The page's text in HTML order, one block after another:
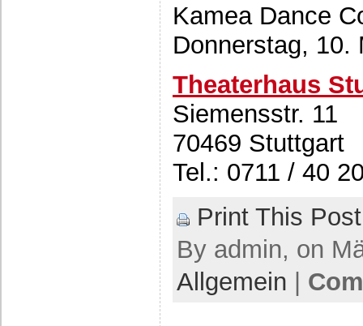
Kamea Dance
Donnerstag, 10.
Theaterhaus
Siemensstr. 11
70469 Stuttgart
Tel.: 0711 / 40
Print This Post
By admin, on
Allgemein